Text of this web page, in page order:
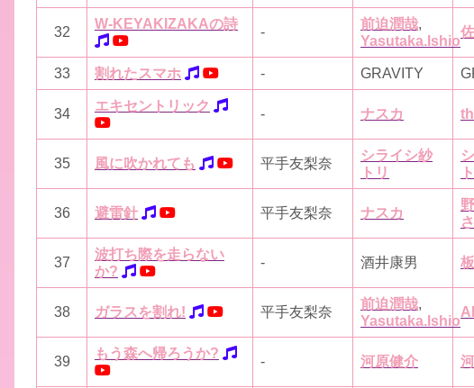
32
W-KEYAKIZAKAの詩
-
前迫潤哉,
Yasutaka.Ishio
33 割れたスマホ - GRAVITY
34
エキセントリック
- ナスカ
35 風に吹かれても 平手友梨奈
シライシ紗
トリ
36 避雷針 平手友梨奈 ナスカ
37
波打ち際を走らない
か?
- 酒井康男
38 ガラスを割れ! 平手友梨奈
前迫潤哉,
Yasutaka.Ishio
39
もう森へ帰ろうか?
- 河原健介